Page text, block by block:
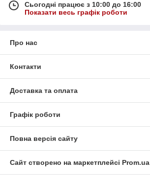
Сьогодні працює з 10:00 до 16:00
Показати весь графік роботи
Про нас
Контакти
Доставка та оплата
Графік роботи
Повна версія сайту
Сайт створено на маркетплейсі Prom.ua